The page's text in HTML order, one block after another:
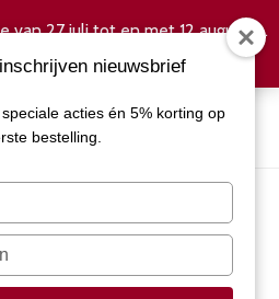
nieuwsbrief
acties én 5% korting op
bestelling.
van 27 juli tot en met 12 augustus.
Negeren